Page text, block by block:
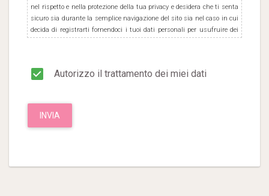
nel rispetto e nella protezione della tua privacy e desidera che ti senta
sicuro sia durante la semplice navigazione del sito sia nel caso in cui
decida di registrarti fornendoci i tuoi dati personali per usufruire dei
accessibile per via telematica a partire dall’ indirizzo
informative/policies in tema privacy). La riproduzione od utilizzo di
stampa per uso esclusivamente personale e non commerciale (per
Autorizzo il trattamento dei miei dati
INVIA